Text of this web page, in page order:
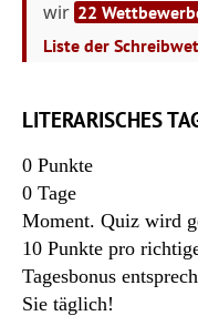
wir 22
Liste der
LITERARISCHES
0 Punkte
0 Tage
Moment. Quiz wird
10 Punkte pro
Tagesbonus
Sie täglich!